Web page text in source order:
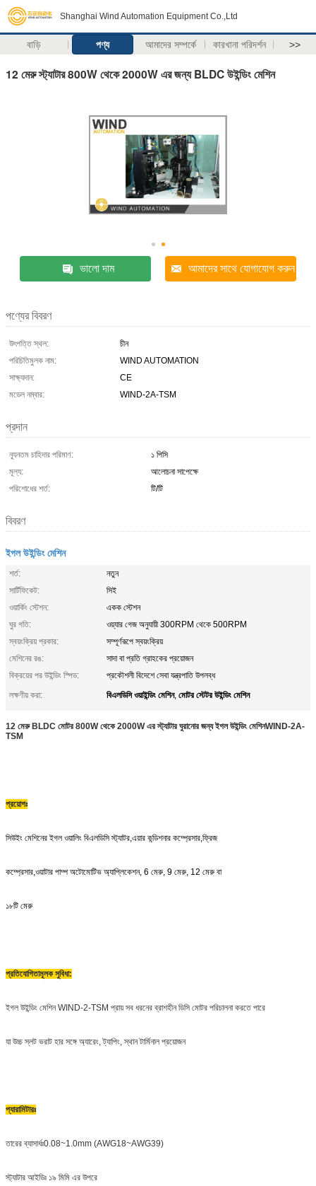
Shanghai Wind Automation Equipment Co.,Ltd
বাড়ি পণ্য আমাদের সম্পর্কে কারখানা পরিদর্শন >>
12 মেরু স্ট্যাটার 800W থেকে 2000W এর জন্য BLDC উইন্ডিং মেশিন
ভালো দাম আমাদের সাথে যোগাযোগ করুন
পণ্যের বিবরণ
উৎপত্তি স্থল:
চীন
পরিচিতিমুলক নাম:
WIND AUTOMATION
সাক্ষ্যদান:
CE
মডেল নম্বার:
WIND-2A-TSM
প্রদান
ন্যূনতম চাহিদার পরিমাণ:
১ পিসি
মূল্য:
আলোচনা সাপেক্ষে
পরিশোধের শর্ত:
টি/টি
বিবরণ
ইগল উইন্ডিং মেশিন
শর্ত:
নতুন
সার্টিফিকেট:
সিই
ওয়ার্কিং স্টেশন:
একক স্টেশন
ঘুর গতি:
ওয়্যার গেজ অনুযায়ী 300RPM থেকে 500RPM
স্বয়ংক্রিয় প্রকার:
সম্পূর্ণরূপে স্বয়ংক্রিয়
মেশিনের রঙ:
সাদা বা প্রতি গ্রাহকের প্রয়োজন
বিক্রয়ের পর উইন্ডিং স্পিড:
প্রকৌশলী বিদেশে সেবা যন্ত্রপাতি উপলব্ধ
লক্ষণীয় করা:
বিএলডিসি ওয়াইন্ডিং মেশিন, মোটর স্টেটর উইন্ডিং মেশিন
12 মেরু BLDC মোটর 800W থেকে 2000W এর স্ট্যাটার ঘুরানোর জন্য ইগল উইন্ডিং মেশিনWIND-2A-
TSM
প্রয়োগঃ
সিউইং মেশিনের ইগল ওয়ালিং বিএলডিসি স্ট্যাটর,এয়ার কন্ডিশনার কম্প্রেসার,ফ্রিজ
কম্প্রেসার,ওয়াটার পাম্প অটোমোটিভ অ্যাপ্লিকেশন, 6 মেরু, 9 মেরু, 12 মেরু বা
১৮টি মেরু
প্রতিযোগিতামূলক সুবিধা:
ইগল উইন্ডিং মেশিন WIND-2-TSM প্রায় সব ধরনের ব্রাশহীন ডিসি মোটর পরিচালনা করতে পারে
যা উচ্চ স্লট ভরাট হার সঙ্গে অ্যারেং, ট্যাপিং, স্থান টার্মিনাল প্রয়োজন
প্যারামিটারঃ
তারের ব্যাসার্ধঃ0.08~1.0mm (AWG18~AWG39)
স্ট্যাটার আইডিঃ ১৯ মিমি এর উপরে